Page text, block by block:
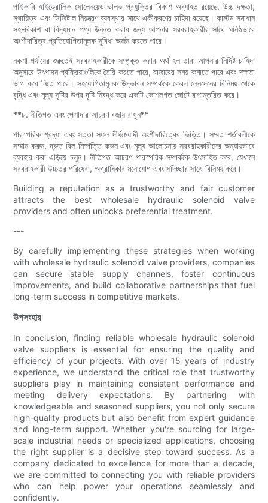
পাইকারি হাইড্রোলিক সোলেনয়েড ভালভ প্রযুক্তির বিকাশ অব্যাহত রয়েছে, উচ্চ দক্ষতা,
স্থায়িত্ব এবং ডিজিটাল নিয়ন্ত্রণ ব্যবস্থার সাথে একীকরণের চাহিদা রয়েছে। কাস্টম সমাধান
সহ-বিকাশ বা বিদ্যমান পণ্য উন্নত করার জন্য আপনার সরবরাহকারীর সাথে ঘনিষ্ঠভাবে
অংশীদারিত্ব প্রতিযোগিতামূলক সুবিধা অর্জন করতে পারে।
নকশা পর্যায়ের শুরুতেই সরবরাহকারীকে সম্পৃক্ত করার অর্থ হল তারা আপনার নির্দিষ্ট চাহিদা
অনুসারে উৎপাদন প্রক্রিয়াগুলিকে তৈরি করতে পারে, বাজারের সময় কমাতে পারে এবং দক্ষতা
ভাগ করে নিতে পারে। সহযোগিতামূলক উদ্ভাবন সম্পর্ককে কেবল লেনদেনের বিনিময় থেকে
বৃদ্ধি এবং মূল্য সৃষ্টির উপর দৃষ্টি নিবদ্ধ করে একটি কৌশলগত জোটে রূপান্তরিত করে।
**৮. নীতিগত এবং পেশাদার আচরণ বজায় রাখুন**
পারস্পরিক শ্রদ্ধা এবং সততা সফল দীর্ঘমেয়াদী অংশীদারিত্বের ভিত্তি। সম্মত শর্তাবলীকে
সম্মান করুন, দ্রুত বিল নিষ্পত্তি করুন এবং মূল্য আলোচনায় সরবরাহকারীদের অন্যায়ভাবে
ব্যবহার করা এড়িয়ে চলুন। নীতিগত আচরণ পারস্পরিক সম্পর্ককে উৎসাহিত করে, যেখানে
সরবরাহকারী উচ্চতর পরিষেবা, অগ্রাধিকার মনোযোগ এবং সদিচ্ছার সাথে বিনিময় করে।
Building a reputation as a trustworthy and fair customer
attracts the best wholesale hydraulic solenoid valve
providers and often unlocks preferential treatment.
---
By carefully implementing these strategies when working
with wholesale hydraulic solenoid valve providers, companies
can secure stable supply channels, foster continuous
improvements, and build collaborative partnerships that fuel
long-term success in competitive markets.
উপসংহার
In conclusion, finding reliable wholesale hydraulic solenoid
valve suppliers is essential for ensuring the quality and
efficiency of your projects. With over 15 years of industry
experience, we understand the critical role that trustworthy
suppliers play in maintaining consistent performance and
meeting delivery expectations. By partnering with
knowledgeable and seasoned suppliers, you not only secure
high-quality products but also benefit from expert guidance
and long-term support. Whether you're sourcing for large-
scale industrial needs or specialized applications, choosing
the right supplier is a decisive step toward success. As a
company dedicated to excellence for more than a decade,
we are committed to connecting you with reliable providers
who can help power your operations seamlessly and
confidently.